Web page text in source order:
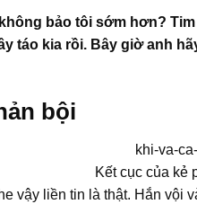
bảo tôi sớm hơn?
táo kia rồi. Bây giờ anh
bội
Kết cục của kẻ
vậy liền tin là thật. Hắn vội